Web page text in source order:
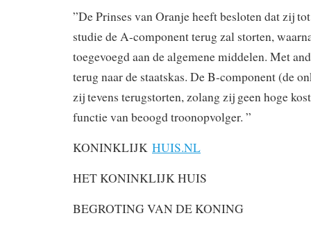
”De Prinses van Oranje heeft besloten dat zij
studie de A-component terug zal storten,
toegevoegd aan de algemene middelen. Met
terug naar de staatskas. De B-component (de
zij tevens terugstorten, zolang zij geen hoge
functie van beoogd troonopvolger. ”
KONINKLIJK HUIS.NL
HET KONINKLIJK HUIS
BEGROTING VAN DE KONING